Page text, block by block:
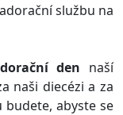
službu na
den naší
naši diecézi a za
budete, abyste se